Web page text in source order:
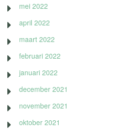
mei 2022
april 2022
maart 2022
februari 2022
januari 2022
december 2021
november 2021
oktober 2021